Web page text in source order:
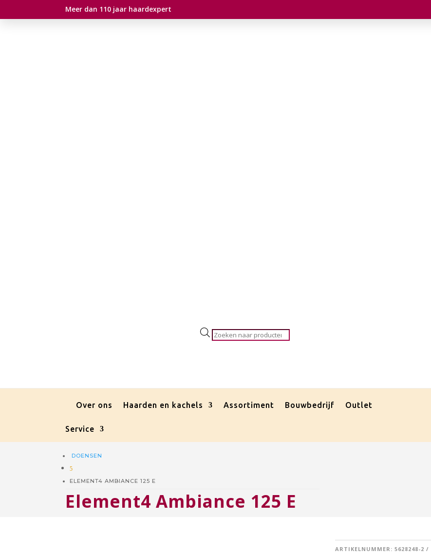
Meer dan 110 jaar haardexpert
Producten
zoeken
Over ons Haarden en kachels Assortiment Bouwbedrijf Outlet
Service
DOENSEN
5
ELEMENT4 AMBIANCE 125 E
Element4 Ambiance 125 E
ARTIKELNUMMER:5628248-2